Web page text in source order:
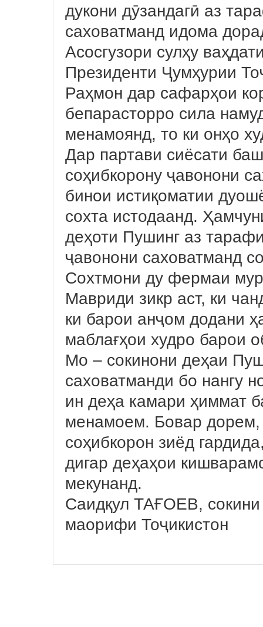
дукони дӯзандагӣ аз
саховатманд идома
Асосгузори сулҳу
Президенти Ҷумҳурии
Раҳмон дар сафарҳои
бепарасторро сила
менамоянд, то ки онҳо
Дар партави сиёсати
соҳибкорону ҷавонони
бинои истиқоматии
сохта истодаанд.
деҳоти Пушинг аз
ҷавонони саховатманд
Сохтмони ду фермаи
Мавриди зикр аст, ки
ки барои анҷом додани
маблағҳои худро барои
Мо – сокинони деҳаи
саховатманди бо нангу
ин деҳа камари ҳиммат
менамоем. Бовар
соҳибкорон зиёд
дигар деҳаҳои
мекунанд.
Саидқул ТАҒОЕВ,
маорифи Тоҷикистон